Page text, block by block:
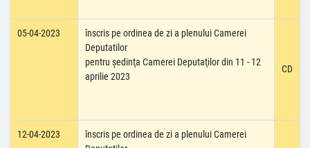
05-04-2023
înscris pe ordinea de zi a plenului Camerei
Deputatilor
pentru şedinţa Camerei Deputaţilor din 11 - 12
aprilie 2023
CD
12-04-2023
înscris pe ordinea de zi a plenului Camerei